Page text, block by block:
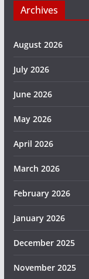
Archives
August 2026
July 2026
June 2026
May 2026
April 2026
March 2026
February 2026
January 2026
December 2025
November 2025